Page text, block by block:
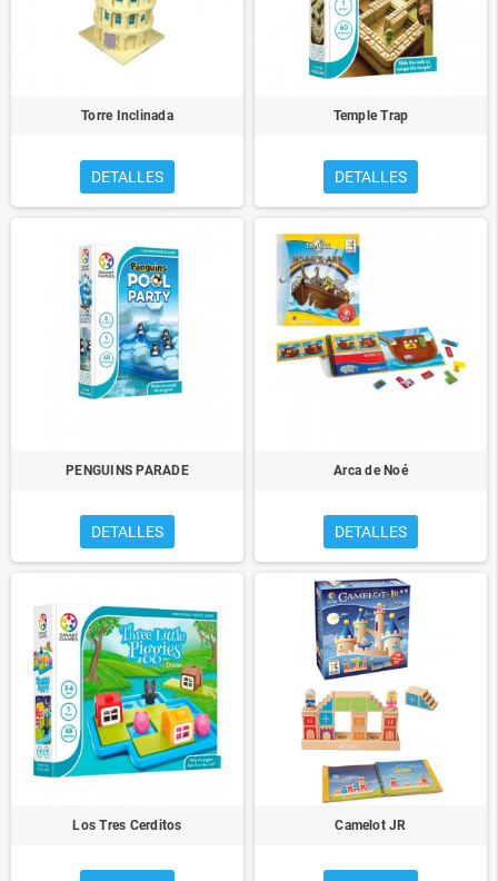
Torre Inclinada
DETALLES
Temple Trap
DETALLES
PENGUINS PARADE
DETALLES
Arca de Noé
DETALLES
Los Tres Cerditos Camelot JR